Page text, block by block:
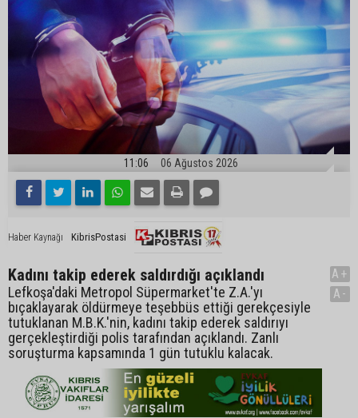
11:06 06 Ağustos 2026
Haber Kaynağı KibrisPostasi
Kadını takip ederek saldırdığı açıklandı
Lefkoşa'daki Metropol Süpermarket'te Z.A.'yı
bıçaklayarak öldürmeye teşebbüs ettiği gerekçesiyle
tutuklanan M.B.K.'nin, kadını takip ederek saldırıyı
gerçekleştirdiği polis tarafından açıklandı. Zanlı
soruşturma kapsamında 1 gün tutuklu kalacak.
A+
A-